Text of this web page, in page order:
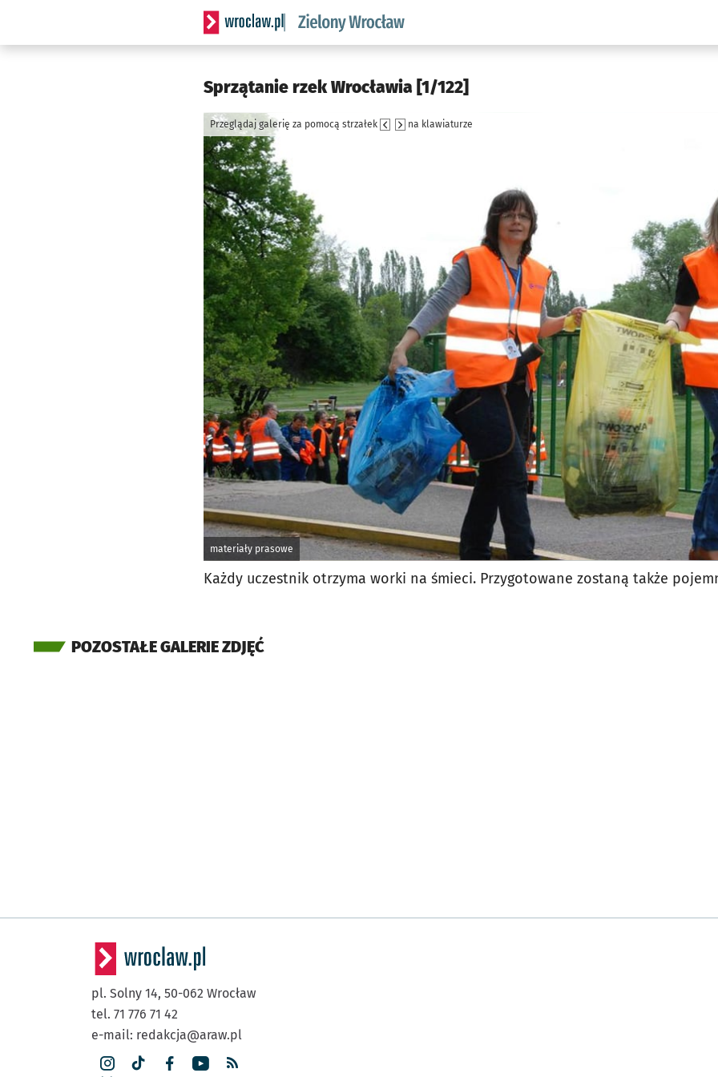
Serwis informacyjny wroclaw.pl podserwis: Środowisko we Wrocławiu
Sprzątanie rzek Wrocławia [1/122]
materiały prasowe
Przeglądaj galerię za pomocą strzałek na klawiaturze
Każdy uczestnik otrzyma worki na śmieci. Przygotowane zostaną także
POZOSTAŁE GALERIE ZDJĘĆ
pl. Solny 14, 50-062 Wrocław
tel. 71 776 71 42
e-mail: redakcja@araw.pl